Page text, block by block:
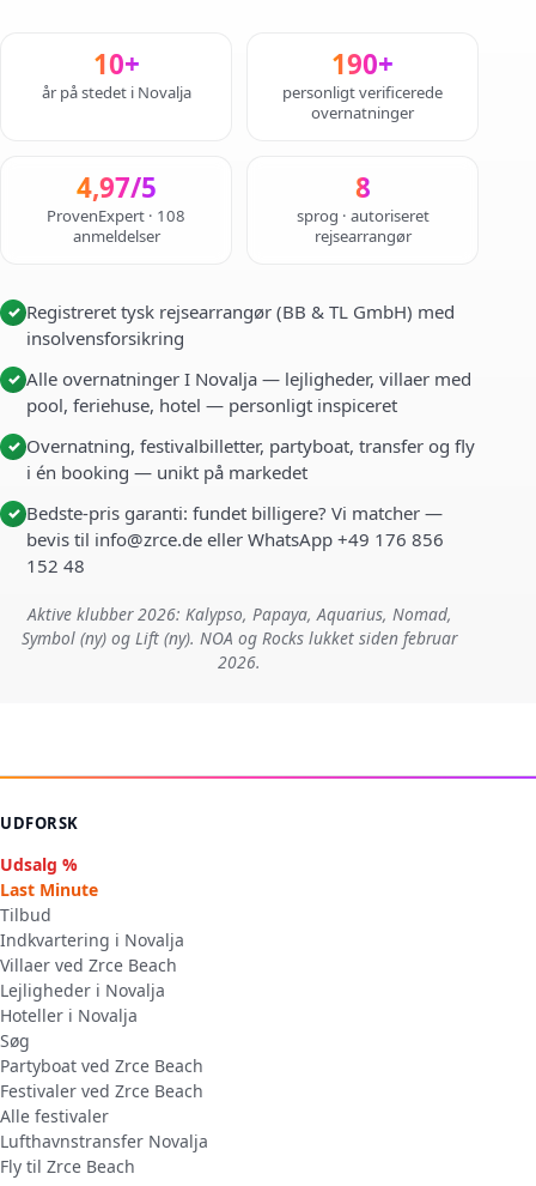
10+
år på stedet i Novalja
190+
personligt verificerede
overnatninger
4,97/5
ProvenExpert · 108
anmeldelser
8
sprog · autoriseret
rejsearrangør
✓ Registreret tysk rejsearrangør (BB & TL GmbH) med
insolvensforsikring
✓ Alle overnatninger I Novalja — lejligheder, villaer med
pool, feriehuse, hotel — personligt inspiceret
✓ Overnatning, festivalbilletter, partyboat, transfer og fly
i én booking — unikt på markedet
✓ Bedste-pris garanti: fundet billigere? Vi matcher —
bevis til info@zrce.de eller WhatsApp +49 176 856
152 48
Aktive klubber 2026: Kalypso, Papaya, Aquarius, Nomad,
Symbol (ny) og Lift (ny). NOA og Rocks lukket siden februar
2026.
UDFORSK
Udsalg %
Last Minute
Tilbud
Indkvartering i Novalja
Villaer ved Zrce Beach
Lejligheder i Novalja
Hoteller i Novalja
Søg
Partyboat ved Zrce Beach
Festivaler ved Zrce Beach
Alle festivaler
Lufthavnstransfer Novalja
Fly til Zrce Beach